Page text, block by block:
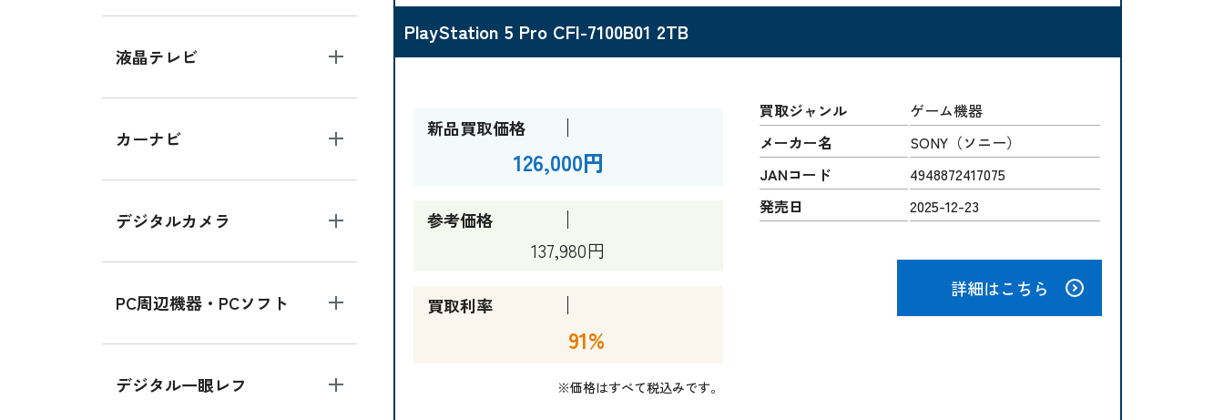
液晶テレビ
カーナビ
デジタルカメラ
PC周辺機器・PCソフト
デジタル一眼レフ
PlayStation 5 Pro CFI-7100B01 2TB
新品買取価格
126,000円
参考価格
137,980円
買取利率
91%
※価格はすべて税込みです。
買取ジャンル
ゲーム機器
メーカー名
SONY（ソニー）
JANコード
4948872417075
発売日
2025-12-23
詳細はこちら